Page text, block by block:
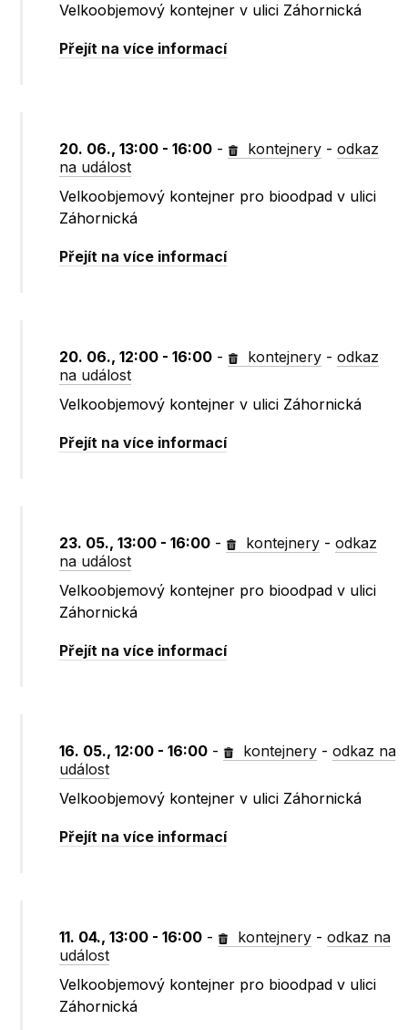
Velkoobjemový kontejner v ulici Záhornická
Přejít na více informací
20. 06., 13:00 - 16:00 - kontejnery -odkaz
na událost
Velkoobjemový kontejner pro bioodpad v ulici
Záhornická
Přejít na více informací
20. 06., 12:00 - 16:00 - kontejnery -odkaz
na událost
Velkoobjemový kontejner v ulici Záhornická
Přejít na více informací
23. 05., 13:00 - 16:00 - kontejnery -odkaz
na událost
Velkoobjemový kontejner pro bioodpad v ulici
Záhornická
Přejít na více informací
16. 05., 12:00 - 16:00 - kontejnery -odkaz na
událost
Velkoobjemový kontejner v ulici Záhornická
Přejít na více informací
11. 04., 13:00 - 16:00 - kontejnery -odkaz na
událost
Velkoobjemový kontejner pro bioodpad v ulici
Záhornická